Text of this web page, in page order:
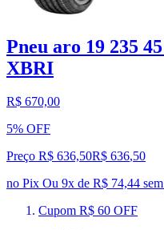
Pneu aro 19 235
XBRI
R$ 670,00
5% OFF
Preço R$ 636,50R$ 636,50
no Pix Ou 9x de R$ 74,44
Cupom R$ 60 OFF